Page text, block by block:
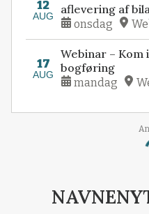
12
AUG
aflevering af
onsdag
17
AUG
Webinar – Kom
bogføring
mandag